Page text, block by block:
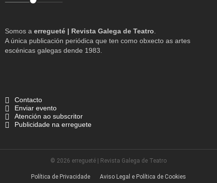
Somos a erregueté | Revista Galega de Teatro
A única publicación periódica que ten como obxecto as artes
escénicas galegas dende 1983.
Contacto
Enviar evento
Atención ao subscritor
Publicidade na erreguete
© 2026 erregueté | Revista Galega de Teatro
Política de Privacidade Aviso Legal e Política de Cookies